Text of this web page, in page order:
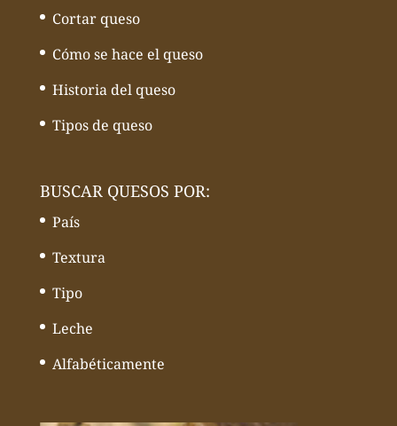
Cortar queso
Cómo se hace el queso
Historia del queso
Tipos de queso
BUSCAR QUESOS POR:
País
Textura
Tipo
Leche
Alfabéticamente